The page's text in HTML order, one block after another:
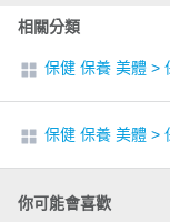
相關分類
保健 保養 美體 >
保健 保養 美體 >
你可能會喜歡